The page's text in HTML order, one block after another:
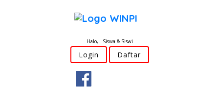
Halo, Siswa & Siswi
Login Daftar